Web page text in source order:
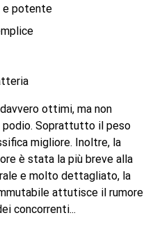
e potente
ottimi, ma non
podio. Soprattutto il peso
migliore. Inoltre, la
è stata la più breve alla
e molto dettagliato, la
attutisce il rumore
concorrenti...